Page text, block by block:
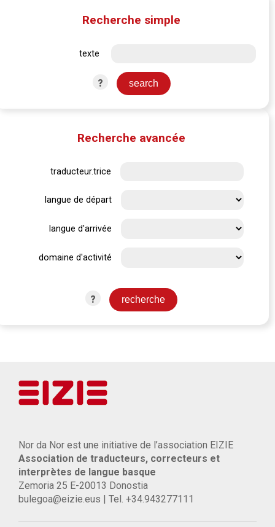
Recherche simple
texte
?
Recherche avancée
traducteur.trice
langue de départ
langue d'arrivée
domaine d'activité
?
Nor da Nor est une initiative de l’association EIZIE
Association de traducteurs, correcteurs et
interprètes de langue basque
Zemoria 25 E-20013 Donostia
bulegoa@eizie.eus | Tel. +34.943277111